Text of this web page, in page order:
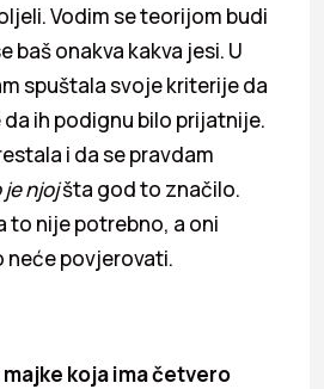
Vodim se teorijom budi
baš onakva kakva jesi. U
spuštala svoje kriterije da
ih podignu bilo prijatnije.
i da se pravdam
je njojšta god to značilo.
to nije potrebno, a oni
neće povjerovati.
koja ima četvero